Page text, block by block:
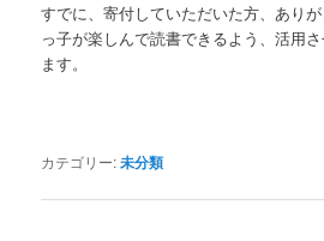
すでに、寄付していただいた方、あり
っ子が楽しんで読書できるよう、活用
ます。
カテゴリー:未分類